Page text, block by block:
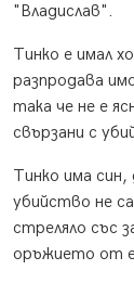
"Владислав".
Тинко е имал
разпродава
така че не е
свързани с
Тинко има
убийство не
стреляло със
оръжието от